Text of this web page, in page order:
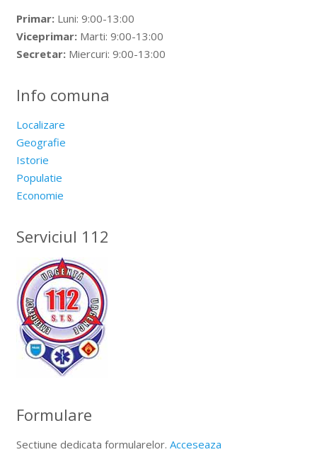
Primar:Luni: 9:00-13:00
Viceprimar:Marti: 9:00-13:00
Secretar:Miercuri: 9:00-13:00
Info comuna
Localizare
Geografie
Istorie
Populatie
Economie
Serviciul 112
Formulare
Sectiune dedicata formularelor. Acceseaza